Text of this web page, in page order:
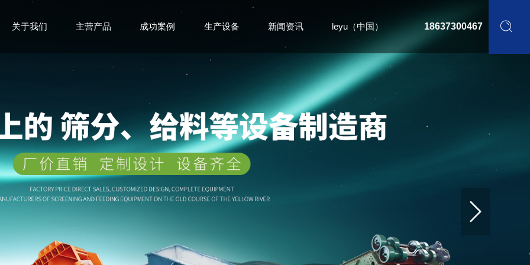
关于我们 主营产品 成功案例 生产设备 新闻资讯 leyu（中国） 18637300467